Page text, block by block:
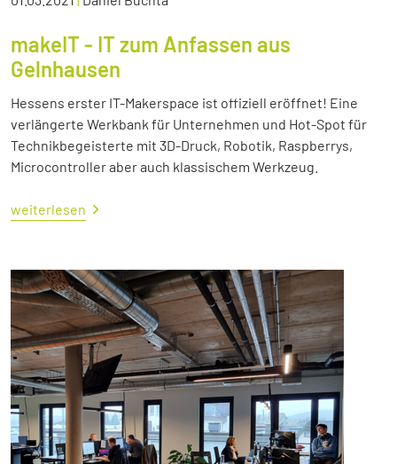
makeIT - IT zum Anfassen aus
Gelnhausen
Hessens erster IT-Makerspace ist offiziell eröffnet! Eine
verlängerte Werkbank für Unternehmen und Hot-Spot für
Technikbegeisterte mit 3D-Druck, Robotik, Raspberrys,
Microcontroller aber auch klassischem Werkzeug.
weiterlesen